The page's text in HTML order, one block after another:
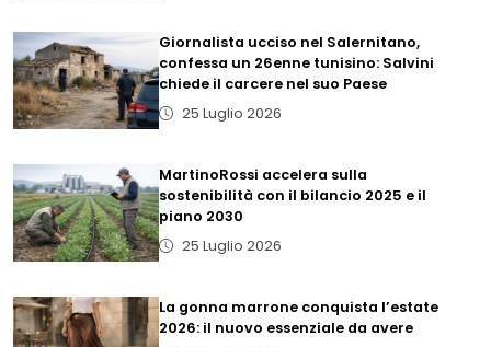
Giornalista ucciso nel Salernitano,
confessa un 26enne tunisino: Salvini
chiede il carcere nel suo Paese
25 Luglio 2026
MartinoRossi accelera sulla
sostenibilità con il bilancio 2025 e il
piano 2030
25 Luglio 2026
La gonna marrone conquista l’estate
2026: il nuovo essenziale da avere